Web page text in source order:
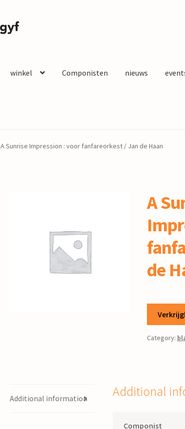
winkel Componisten nieuws
A Sunrise Impression : voor fanfareorkest / Jan de Haan
A
de
Category:
Additional information Additional
Componist